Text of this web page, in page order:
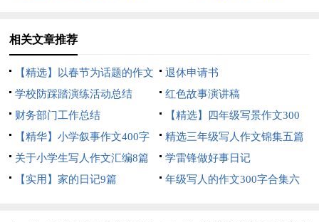
相关文章推荐
【精选】以春节为话题的作文
锦集8篇
退休申请书
学校防踩踏演练活动总结
红色故事演讲稿
财务部门工作总结
【精选】四年级写景作文300
字集合五篇
【精华】小学叙事作文400字
集锦九篇
精选三年级写人作文锦集五篇
关于小学生写人作文汇编8篇
学雷锋做好事日记
【实用】家的日记9篇
年级写人的作文300字合集六